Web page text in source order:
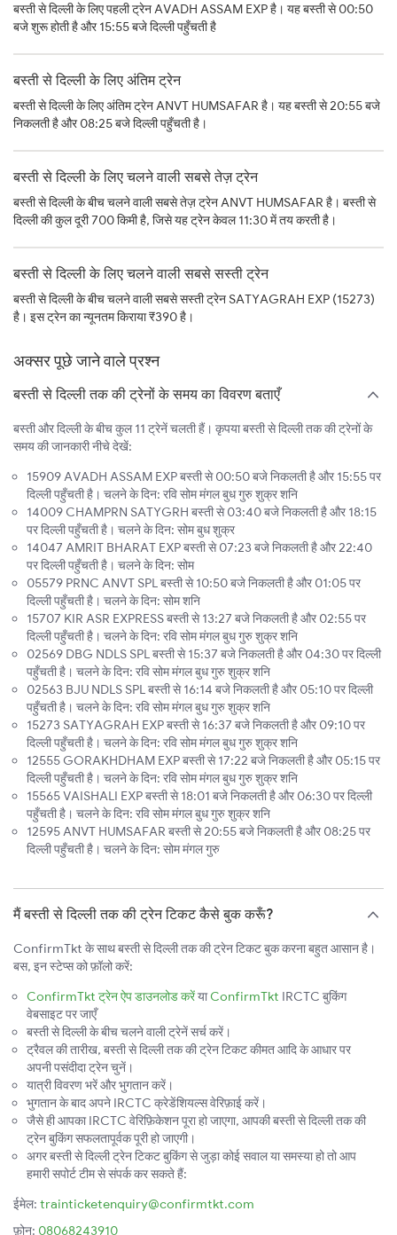
बस्ती से दिल्ली के लिए पहली ट्रेन AVADH ASSAM EXP है। यह बस्ती से 00:50
बजे शुरू होती है और 15:55 बजे दिल्ली पहुँचती है
बस्ती से दिल्ली के लिए अंतिम ट्रेन
बस्ती से दिल्ली के लिए अंतिम ट्रेन ANVT HUMSAFAR है। यह बस्ती से 20:55 बजे
निकलती है और 08:25 बजे दिल्ली पहुँचती है।
बस्ती से दिल्ली के लिए चलने वाली सबसे तेज़ ट्रेन
बस्ती से दिल्ली के बीच चलने वाली सबसे तेज़ ट्रेन ANVT HUMSAFAR है। बस्ती से
दिल्ली की कुल दूरी 700 किमी है, जिसे यह ट्रेन केवल 11:30 में तय करती है।
बस्ती से दिल्ली के लिए चलने वाली सबसे सस्ती ट्रेन
बस्ती से दिल्ली के बीच चलने वाली सबसे सस्ती ट्रेन SATYAGRAH EXP (15273)
है। इस ट्रेन का न्यूनतम किराया ₹390 है।
अक्सर पूछे जाने वाले प्रश्न
बस्ती से दिल्ली तक की ट्रेनों के समय का विवरण बताएँ
बस्ती और दिल्ली के बीच कुल 11 ट्रेनें चलती हैं। कृपया बस्ती से दिल्ली तक की ट्रेनों के
समय की जानकारी नीचे देखें:
15909 AVADH ASSAM EXP बस्ती से 00:50 बजे निकलती है और 15:55 पर
दिल्ली पहुँचती है। चलने के दिन: रवि सोम मंगल बुध गुरु शुक्र शनि
14009 CHAMPRN SATYGRH बस्ती से 03:40 बजे निकलती है और 18:15
पर दिल्ली पहुँचती है। चलने के दिन: सोम बुध शुक्र
14047 AMRIT BHARAT EXP बस्ती से 07:23 बजे निकलती है और 22:40
पर दिल्ली पहुँचती है। चलने के दिन: सोम
05579 PRNC ANVT SPL बस्ती से 10:50 बजे निकलती है और 01:05 पर
दिल्ली पहुँचती है। चलने के दिन: सोम शनि
15707 KIR ASR EXPRESS बस्ती से 13:27 बजे निकलती है और 02:55 पर
दिल्ली पहुँचती है। चलने के दिन: रवि सोम मंगल बुध गुरु शुक्र शनि
02569 DBG NDLS SPL बस्ती से 15:37 बजे निकलती है और 04:30 पर दिल्ली
पहुँचती है। चलने के दिन: रवि सोम मंगल बुध गुरु शुक्र शनि
02563 BJU NDLS SPL बस्ती से 16:14 बजे निकलती है और 05:10 पर दिल्ली
पहुँचती है। चलने के दिन: रवि सोम मंगल बुध गुरु शुक्र शनि
15273 SATYAGRAH EXP बस्ती से 16:37 बजे निकलती है और 09:10 पर
दिल्ली पहुँचती है। चलने के दिन: रवि सोम मंगल बुध गुरु शुक्र शनि
12555 GORAKHDHAM EXP बस्ती से 17:22 बजे निकलती है और 05:15 पर
दिल्ली पहुँचती है। चलने के दिन: रवि सोम मंगल बुध गुरु शुक्र शनि
15565 VAISHALI EXP बस्ती से 18:01 बजे निकलती है और 06:30 पर दिल्ली
पहुँचती है। चलने के दिन: रवि सोम मंगल बुध गुरु शुक्र शनि
12595 ANVT HUMSAFAR बस्ती से 20:55 बजे निकलती है और 08:25 पर
दिल्ली पहुँचती है। चलने के दिन: सोम मंगल गुरु
मैं बस्ती से दिल्ली तक की ट्रेन टिकट कैसे बुक करूँ?
ConfirmTkt के साथ बस्ती से दिल्ली तक की ट्रेन टिकट बुक करना बहुत आसान है।
बस, इन स्टेप्स को फ़ॉलो करें:
ConfirmTkt ट्रेन ऐप डाउनलोड करेंयाConfirmTkt IRCTC बुकिंग
वेबसाइट पर जाएँ
बस्ती से दिल्ली के बीच चलने वाली ट्रेनें सर्च करें।
ट्रैवल की तारीख, बस्ती से दिल्ली तक की ट्रेन टिकट कीमत आदि के आधार पर
अपनी पसंदीदा ट्रेन चुनें।
यात्री विवरण भरें और भुगतान करें।
भुगतान के बाद अपने IRCTC क्रेडेंशियल्स वेरिफ़ाई करें।
जैसे ही आपका IRCTC वेरिफ़िकेशन पूरा हो जाएगा, आपकी बस्ती से दिल्ली तक की
ट्रेन बुकिंग सफलतापूर्वक पूरी हो जाएगी।
अगर बस्ती से दिल्ली ट्रेन टिकट बुकिंग से जुड़ा कोई सवाल या समस्या हो तो आप
हमारी सपोर्ट टीम से संपर्क कर सकते हैं:
ईमेल: trainticketenquiry@confirmtkt.com
फ़ोन: 08068243910